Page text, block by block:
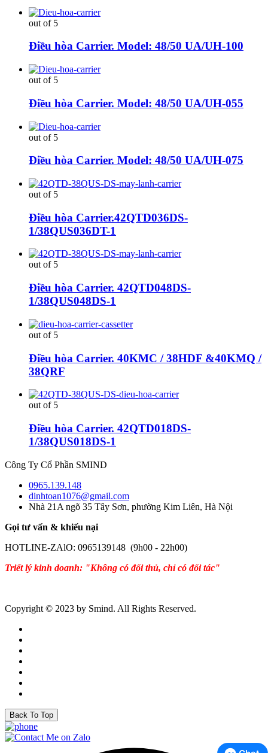
out of 5
Điều hòa Carrier. Model: 48/50 UA/UH-100
out of 5
Điều hòa Carrier. Model: 48/50 UA/UH-055
out of 5
Điều hòa Carrier. Model: 48/50 UA/UH-075
out of 5
Điều hòa Carrier.42QTD036DS-
1/38QUS036DT-1
out of 5
Điều hòa Carrier. 42QTD048DS-
1/38QUS048DS-1
out of 5
Điều hòa Carrier. 40KMC / 38HDF &40KMQ /
38QRF
out of 5
Điều hòa Carrier. 42QTD018DS-
1/38QUS018DS-1
Công Ty Cổ Phần SMIND
0965.139.148
dinhtoan1076@gmail.com
Nhà 21A ngõ 35 Tây Sơn, phường Kim Liên, Hà Nội
Gọi tư vấn & khiếu nại
HOTLINE-ZAlO: 0965139148 (9h00 - 22h00)
Triết lý kinh doanh: "Không có đối thủ, chỉ có đối tác"
Copyright © 2023 by Smind. All Rights Reserved.
Back To Top